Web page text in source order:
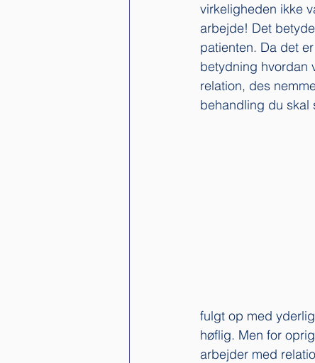
virkeligheden ikke
arbejde! Det
patienten. Da det
betydning hvordan
relation, des
behandling du
fulgt op med
høflig. Men for
arbejder med